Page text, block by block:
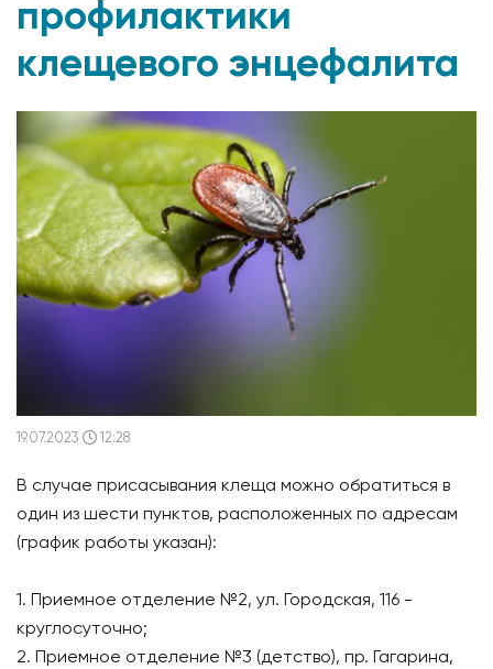
профилактики
клещевого энцефалита
19.07.2023 12:28
В случае присасывания клеща можно обратиться в
один из шести пунктов, расположенных по адресам
(график работы указан):
1. Приемное отделение №2, ул. Городская, 116 -
круглосуточно;
2. Приемное отделение №3 (детство), пр. Гагарина,